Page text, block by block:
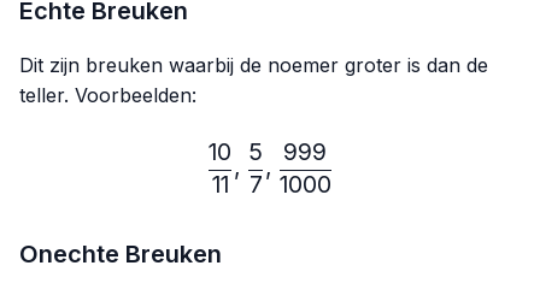
Echte Breuken
Dit zijn breuken waarbij de noemer groter is dan de
teller. Voorbeelden:
11
10
,
7
5
,
1000
999
Onechte Breuken